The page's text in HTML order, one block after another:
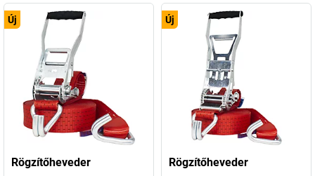
Új
Rögzítőheveder
Új
Rögzítőheveder